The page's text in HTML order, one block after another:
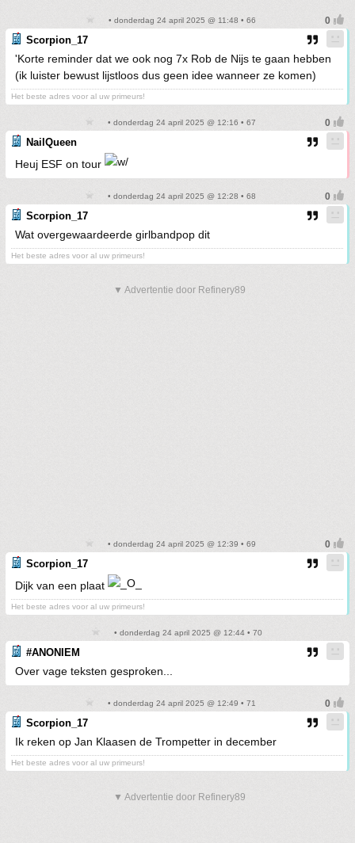
• donderdag 24 april 2025 @ 11:48 • 66
Scorpion_17
'Korte reminder dat we ook nog 7x Rob de Nijs te gaan hebben
(ik luister bewust lijstloos dus geen idee wanneer ze komen)
Het beste adres voor al uw primeurs!
• donderdag 24 april 2025 @ 12:16 • 67
NailQueen
Heuj ESF on tour
• donderdag 24 april 2025 @ 12:28 • 68
Scorpion_17
Wat overgewaardeerde girlbandpop dit
Het beste adres voor al uw primeurs!
▼ Advertentie door Refinery89
• donderdag 24 april 2025 @ 12:39 • 69
Scorpion_17
Dijk van een plaat
Het beste adres voor al uw primeurs!
• donderdag 24 april 2025 @ 12:44 • 70
#ANONIEM
Over vage teksten gesproken...
• donderdag 24 april 2025 @ 12:49 • 71
Scorpion_17
Ik reken op Jan Klaasen de Trompetter in december
Het beste adres voor al uw primeurs!
▼ Advertentie door Refinery89